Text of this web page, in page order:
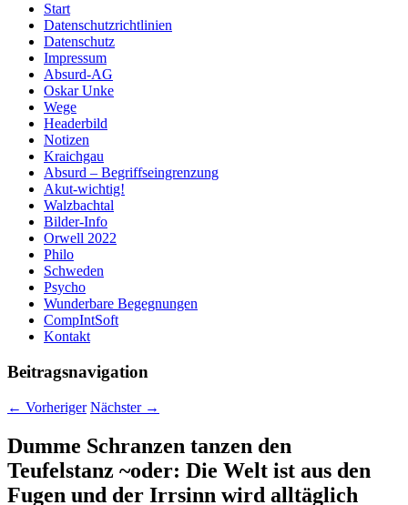
Start
Datenschutzrichtlinien
Datenschutz
Impressum
Absurd-AG
Oskar Unke
Wege
Headerbild
Notizen
Kraichgau
Absurd – Begriffseingrenzung
Akut-wichtig!
Walzbachtal
Bilder-Info
Orwell 2022
Philo
Schweden
Psycho
Wunderbare Begegnungen
CompIntSoft
Kontakt
Beitragsnavigation
← Vorheriger Nächster →
Dumme Schranzen tanzen den
Teufelstanz ~oder: Die Welt ist aus den
Fugen und der Irrsinn wird alltäglich